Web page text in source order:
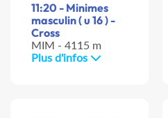
11:20 - Minimes
masculin ( u 16 ) -
Cross
MIM - 4115 m
Plus d'infos